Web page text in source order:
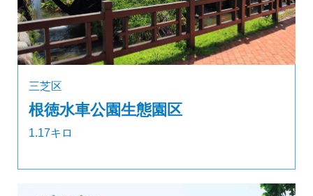
三芝区
根徳水車公園生態園区
1.17キロ